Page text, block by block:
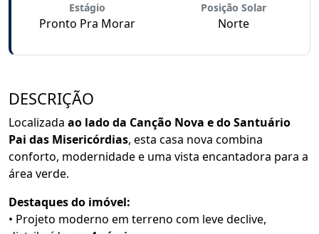
Estágio
Pronto Pra Morar
Posição Solar
Norte
DESCRIÇÃO
Localizada ao lado da Canção Nova e do Santuário
Pai das Misericórdias, esta casa nova combina
conforto, modernidade e uma vista encantadora para a
área verde.
Destaques do imóvel:
• Projeto moderno em terreno com leve declive,